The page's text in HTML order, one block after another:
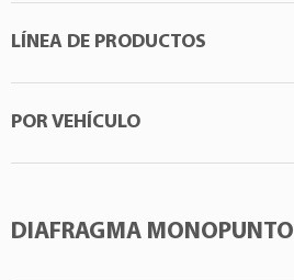
LÍNEA DE PRODUCTOS
POR VEHÍCULO
DIAFRAGMA MONOPUNTO